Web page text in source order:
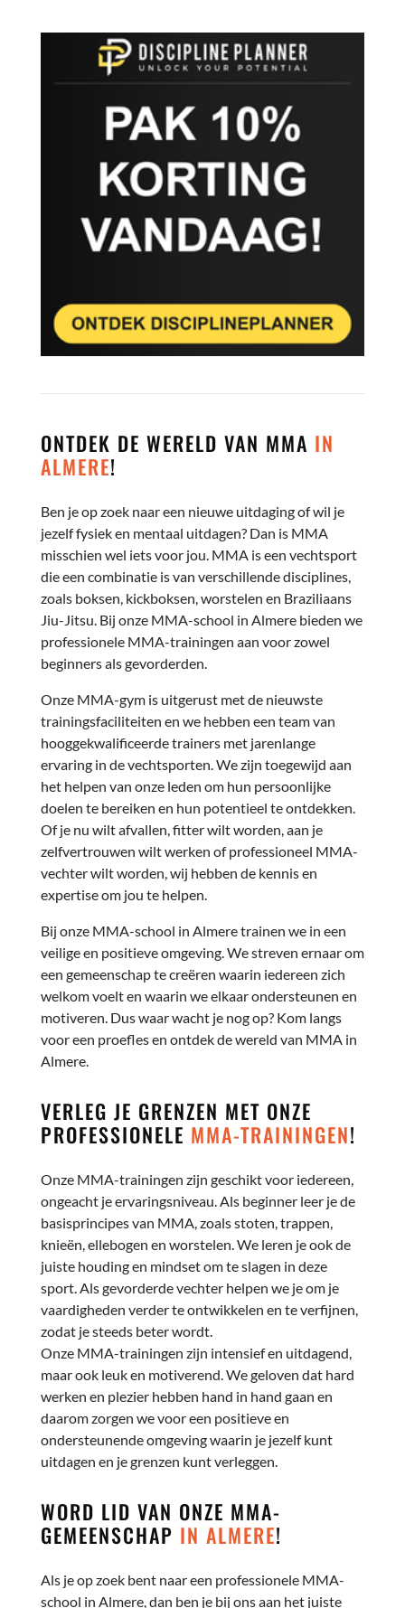
ONTDEK DE WERELD VAN MMA IN
ALMERE!
Ben je op zoek naar een nieuwe uitdaging of wil je
jezelf fysiek en mentaal uitdagen? Dan is MMA
misschien wel iets voor jou. MMA is een vechtsport
die een combinatie is van verschillende disciplines,
zoals boksen, kickboksen, worstelen en Braziliaans
Jiu-Jitsu. Bij onze MMA-school in Almere bieden we
professionele MMA-trainingen aan voor zowel
beginners als gevorderden.
Onze MMA-gym is uitgerust met de nieuwste
trainingsfaciliteiten en we hebben een team van
hooggekwalificeerde trainers met jarenlange
ervaring in de vechtsporten. We zijn toegewijd aan
het helpen van onze leden om hun persoonlijke
doelen te bereiken en hun potentieel te ontdekken.
Of je nu wilt afvallen, fitter wilt worden, aan je
zelfvertrouwen wilt werken of professioneel MMA-
vechter wilt worden, wij hebben de kennis en
expertise om jou te helpen.
Bij onze MMA-school in Almere trainen we in een
veilige en positieve omgeving. We streven ernaar om
een gemeenschap te creëren waarin iedereen zich
welkom voelt en waarin we elkaar ondersteunen en
motiveren. Dus waar wacht je nog op? Kom langs
voor een proefles en ontdek de wereld van MMA in
Almere.
VERLEG JE GRENZEN MET ONZE
PROFESSIONELE MMA-TRAININGEN!
Onze MMA-trainingen zijn geschikt voor iedereen,
ongeacht je ervaringsniveau. Als beginner leer je de
basisprincipes van MMA, zoals stoten, trappen,
knieën, ellebogen en worstelen. We leren je ook de
juiste houding en mindset om te slagen in deze
sport. Als gevorderde vechter helpen we je om je
vaardigheden verder te ontwikkelen en te verfijnen,
zodat je steeds beter wordt.
Onze MMA-trainingen zijn intensief en uitdagend,
maar ook leuk en motiverend. We geloven dat hard
werken en plezier hebben hand in hand gaan en
daarom zorgen we voor een positieve en
ondersteunende omgeving waarin je jezelf kunt
uitdagen en je grenzen kunt verleggen.
WORD LID VAN ONZE MMA-
GEMEENSCHAP IN ALMERE!
Als je op zoek bent naar een professionele MMA-
school in Almere, dan ben je bij ons aan het juiste